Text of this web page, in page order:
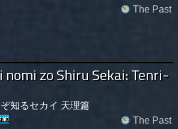
The Past
nomi zo Shiru Sekai: Tenri-
知るセカイ 天理篇
The Past